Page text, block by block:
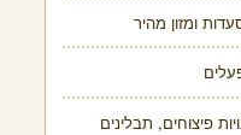
ומזון מהיר
פיצוחים, תבלינים